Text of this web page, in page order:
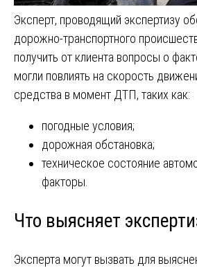
Эксперт, проводящий экспертизу
дорожно-транспортного
получить от клиента вопросы о
могли повлиять на скорость
средства в момент ДТП, таких как:
погодные условия;
дорожная обстановка;
техническое состояние
факторы.
Что выясняет
Эксперта могут вызвать для